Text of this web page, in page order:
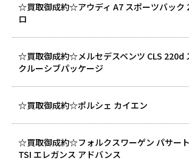
☆買取御成約☆アウディ A7 スポーツバック
ロ
☆買取御成約☆メルセデスベンツ CLS 220d
クルーシブパッケージ
☆買取御成約☆ポルシェ カイエン
☆買取御成約☆フォルクスワーゲン パサー
TSI エレガンス アドバンス